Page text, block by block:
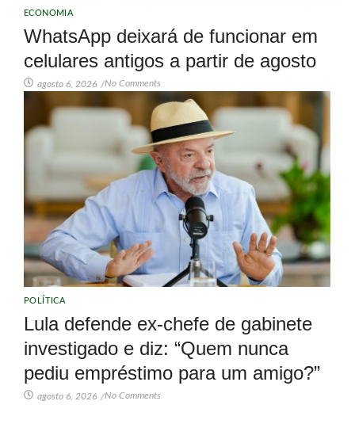
ECONOMIA
WhatsApp deixará de funcionar em
celulares antigos a partir de agosto
agosto 6, 2026 /No Comments
POLÍTICA
Lula defende ex-chefe de gabinete
investigado e diz: “Quem nunca
pediu empréstimo para um amigo?”
agosto 6, 2026 /No Comments